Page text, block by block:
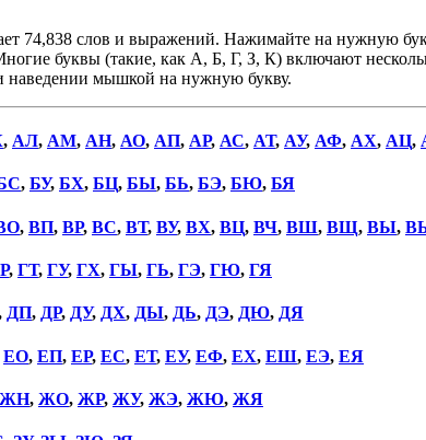
74,838 слов и выражений. Нажимайте на нужную
буквы (такие, как А, Б, Г, З, К) включают
наведении мышкой на нужную букву.
, АЛ, АМ, АН, АО, АП, АР, АС, АТ, АУ, АФ, АХ, АЦ,
, БУ, БХ, БЦ, БЫ, БЬ, БЭ, БЮ, БЯ
, ВП, ВР, ВС, ВТ, ВУ, ВХ, ВЦ, ВЧ, ВШ, ВЩ, ВЫ,
, ГТ, ГУ, ГХ, ГЫ, ГЬ, ГЭ, ГЮ, ГЯ
ДП, ДР, ДУ, ДХ, ДЫ, ДЬ, ДЭ, ДЮ, ДЯ
ЕО, ЕП, ЕР, ЕС, ЕТ, ЕУ, ЕФ, ЕХ, ЕШ, ЕЭ, ЕЯ
ЖН, ЖО, ЖР, ЖУ, ЖЭ, ЖЮ, ЖЯ